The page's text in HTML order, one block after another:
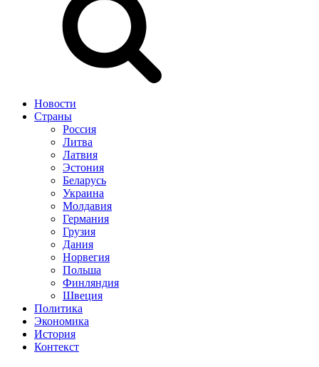
Новости
Страны
Россия
Литва
Латвия
Эстония
Беларусь
Украина
Молдавия
Германия
Грузия
Дания
Норвегия
Польша
Финляндия
Швеция
Политика
Экономика
История
Контекст